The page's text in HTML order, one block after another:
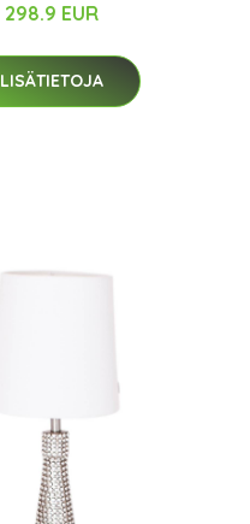
298.9 EUR
LISÄTIETOJA